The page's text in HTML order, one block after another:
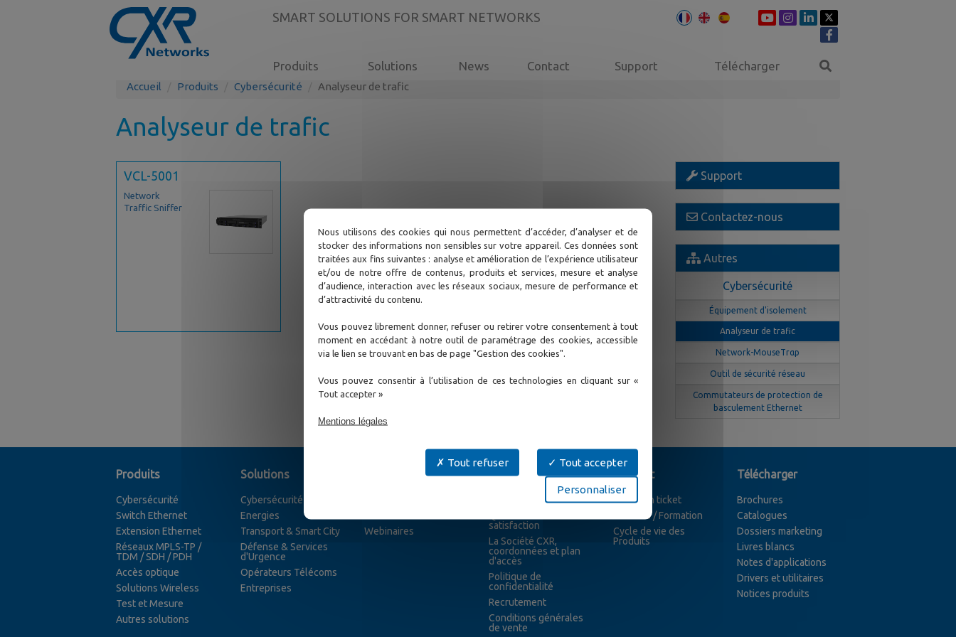
SMART SOLUTIONS FOR SMART NETWORKS
Produits Solutions News Contact Support Télécharger
Accueil Produits Cybersécurité Analyseur de trafic
Analyseur de trafic
VCL-5001
Network
Traffic Sniffer
Support
Contactez-nous
Autres
Cybersécurité
Équipement d'isolement
Analyseur de trafic
Network-MouseTrαp
Outil de sécurité réseau
Commutateurs de protection de
basculement Ethernet
Produits
Cybersécurité
Switch Ethernet
Extension Ethernet
Réseaux MPLS-TP /
TDM / SDH / PDH
Accès optique
Solutions Wireless
Test et Mesure
Autres solutions
Solutions
Cybersécurité
Energies
Transport & Smart City
Défense & Services
d'Urgence
Opérateurs Télécoms
Entreprises
Webinaires
Contact
Contactez nous
satisfaction
La Société CXR,
coordonnées et plan
d'accès
Politique de
confidentialité
Recrutement
Conditions générales
de vente
Support
Ouvrir un ticket
Services / Formation
Cycle de vie des
Produits
Télécharger
Brochures
Catalogues
Dossiers marketing
Livres blancs
Notes d'applications
Drivers et utilitaires
Notices produits
Nous utilisons des cookies qui nous permettent d’accéder, d’analyser et de
stocker des informations non sensibles sur votre appareil. Ces données sont
traitées aux fins suivantes : analyse et amélioration de l’expérience utilisateur
et/ou de notre offre de contenus, produits et services, mesure et analyse
d’audience, interaction avec les réseaux sociaux, mesure de performance et
d’attractivité du contenu.
Vous pouvez librement donner, refuser ou retirer votre consentement à tout
moment en accédant à notre outil de paramétrage des cookies, accessible
via le lien se trouvant en bas de page "Gestion des cookies".
Vous pouvez consentir à l’utilisation de ces technologies en cliquant sur «
Tout accepter »
Mentions légales
Tout accepter
Tout refuser
Personnaliser